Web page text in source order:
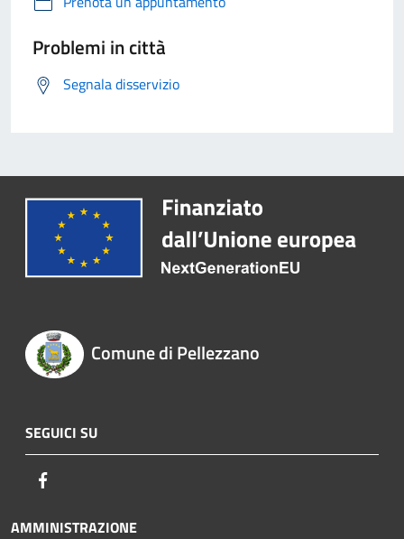
Problemi in città
Segnala disservizio
Comune di Pellezzano
SEGUICI SU
AMMINISTRAZIONE